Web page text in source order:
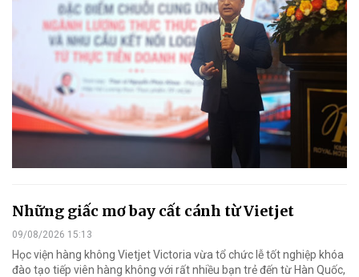
Những giấc mơ bay cất cánh từ Vietjet
09/08/2026 15:13
Học viện hàng không Vietjet Victoria vừa tổ chức lễ tốt nghiệp khóa
đào tạo tiếp viên hàng không với rất nhiều bạn trẻ đến từ Hàn Quốc,